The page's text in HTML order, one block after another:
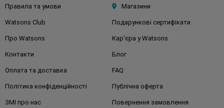
Правила та умови Магазини
Watsons Club Подарункові сертифікати
Про Watsons Кар'єра у Watsons
Контакти Блог
Оплата та доставка FAQ
Політика конфіденційності Публічна оферта
ЗМІ про нас Повернення замовлення